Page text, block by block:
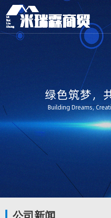
绿色筑梦，
Building Dreams,